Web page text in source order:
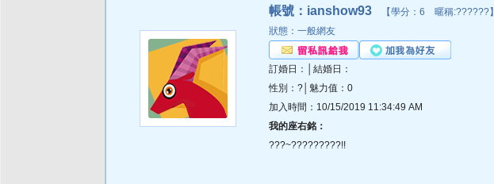
帳號：ianshow93 【學分：6 暱稱:??????】
狀態：一般網友
訂婚日：│結婚日：
性別：?│魅力值：0
加入時間：10/15/2019 11:34:49 AM
我的座右銘：
???~?????????!!